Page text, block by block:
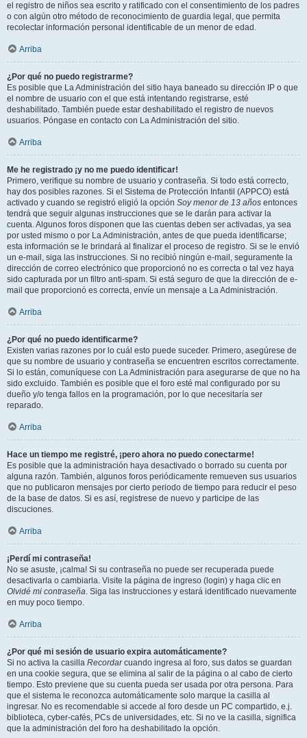
el registro de niños sea escrito y ratificado con el consentimiento de los padres
o con algún otro método de reconocimiento de guardia legal, que permita
recolectar información personal identificable de un menor de edad.
Arriba
¿Por qué no puedo registrarme?
Es posible que La Administración del sitio haya baneado su dirección IP o que
el nombre de usuario con el que está intentando registrarse, esté
deshabilitado. También puede estar deshabilitado el registro de nuevos
usuarios. Póngase en contacto con La Administración del sitio.
Arriba
Me he registrado ¡y no me puedo identificar!
Primero, verifique su nombre de usuario y contraseña. Si todo está correcto,
hay dos posibles razones. Si el Sistema de Protección Infantil (APPCO) está
activado y cuando se registró eligió la opción Soy menor de 13 años entonces
tendrá que seguir algunas instrucciones que se le darán para activar la
cuenta. Algunos foros disponen que las cuentas deben ser activadas, ya sea
por usted mismo o por La Administración, antes de que pueda identificarse;
esta información se le brindará al finalizar el proceso de registro. Si se le envió
un e-mail, siga las instrucciones. Si no recibió ningún e-mail, seguramente la
dirección de correo electrónico que proporcionó no es correcta o tal vez haya
sido capturada por un filtro anti-spam. Si está seguro de que la dirección de e-
mail que proporcionó es correcta, envíe un mensaje a La Administración.
Arriba
¿Por qué no puedo identificarme?
Existen varias razones por lo cuál esto puede suceder. Primero, asegúrese de
que su nombre de usuario y contraseña se encuentren escritos correctamente.
Si lo están, comuníquese con La Administración para asegurarse de que no ha
sido excluido. También es posible que el foro esté mal configurado por su
dueño y/o tenga fallos en la programación, por lo que necesitaría ser
reparado.
Arriba
Hace un tiempo me registré, ¡pero ahora no puedo conectarme!
Es posible que la administración haya desactivado o borrado su cuenta por
alguna razón. También, algunos foros periódicamente remueven sus usuarios
que no publicaron mensajes por cierto periodo de tiempo para reducir el peso
de la base de datos. Si es así, registrese de nuevo y participe de las
discuciones.
Arriba
¡Perdí mi contraseña!
No se asuste, ¡calma! Si su contraseña no puede ser recuperada puede
desactivarla o cambiarla. Visite la página de ingreso (login) y haga clic en
Olvidé mi contraseña. Siga las instrucciones y estará identificado nuevamente
en muy poco tiempo.
Arriba
¿Por qué mi sesión de usuario expira automáticamente?
Si no activa la casilla Recordarcuando ingresa al foro, sus datos se guardan
en una cookie segura, que se elimina al salir de la página o al cabo de cierto
tiempo. Esto previene que su cuenta pueda ser usada por otra persona. Para
que el sistema le reconozca automáticamente solo marque la casilla al
ingresar. No es recomendable si accede al foro desde un PC compartido, e.j.
biblioteca, cyber-cafés, PCs de universidades, etc. Si no ve la casilla, significa
que la administración del foro ha deshabilitado la opción.